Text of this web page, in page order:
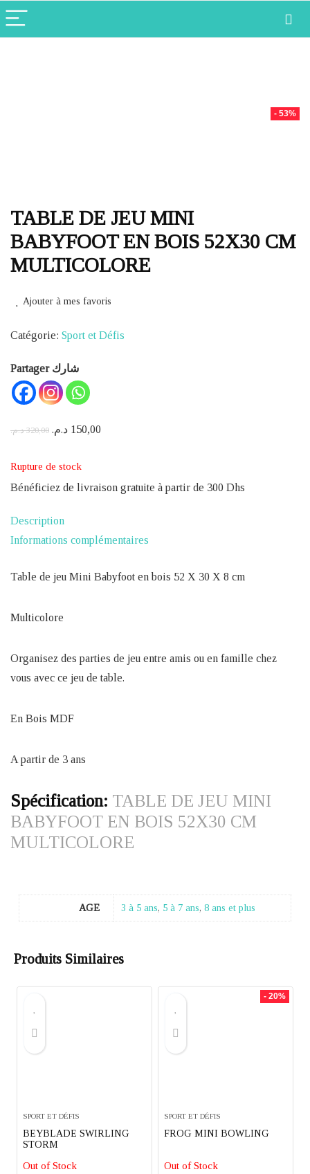
- 53%
TABLE DE JEU MINI
BABYFOOT EN BOIS 52X30 CM
MULTICOLORE
Ajouter à mes favoris
Catégorie: Sport et Défis
Partager شارك
320,00 د.م.
Le
initial
était :
150,00 د.م.
est :
Rupture de stock
Bénéficiez de livraison gratuite à partir de 300 Dhs
Description
Informations complémentaires
Table de jeu Mini Babyfoot en bois 52 X 30 X 8 cm
Multicolore
Organisez des parties de jeu entre amis ou en famille chez
vous avec ce jeu de table.
En Bois MDF
A partir de 3 ans
Spécification: TABLE DE JEU MINI
BABYFOOT EN BOIS 52X30 CM
MULTICOLORE
AGE 3 à 5 ans, 5 à 7 ans, 8 ans et plus
Produits Similaires
SPORT ET DÉFIS
BEYBLADE SWIRLING
STORM
Out of Stock
- 20%
SPORT ET DÉFIS
FROG MINI BOWLING
Out of Stock